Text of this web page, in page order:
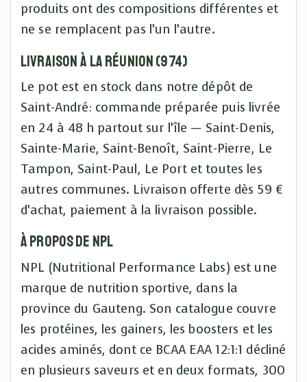
produits ont des compositions différentes et
ne se remplacent pas l’un l’autre.
Livraison à La Réunion (974)
Le pot est en stock dans notre dépôt de
Saint-André: commande préparée puis livrée
en 24 à 48 h partout sur l’île — Saint-Denis,
Sainte-Marie, Saint-Benoît, Saint-Pierre, Le
Tampon, Saint-Paul, Le Port et toutes les
autres communes. Livraison offerte dès 59 €
d’achat, paiement à la livraison possible.
À propos de NPL
NPL (Nutritional Performance Labs) est une
marque de nutrition sportive, dans la
province du Gauteng. Son catalogue couvre
les protéines, les gainers, les boosters et les
acides aminés, dont ce BCAA EAA 12:1:1 décliné
en plusieurs saveurs et en deux formats, 300